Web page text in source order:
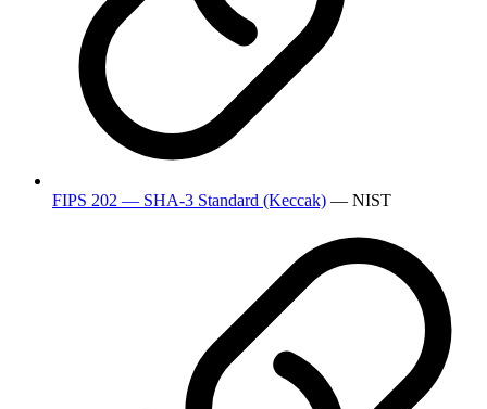
FIPS 202 — SHA-3 Standard (Keccak) — NIST